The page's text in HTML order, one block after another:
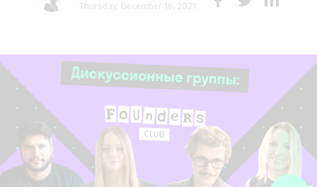
e
Thursday, December 16, 2021
k